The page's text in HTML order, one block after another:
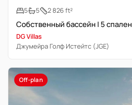
5
5 2 826 ft²
Собственный бассейн | 5 спален
DG Villas
Джумейра Голф Истейтс (JGE)
Off-plan